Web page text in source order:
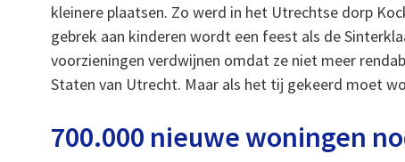
kleinere plaatsen. Zo werd in het Utrechtse dorp
gebrek aan kinderen wordt een feest als de
voorzieningen verdwijnen omdat ze niet meer
Staten van Utrecht. Maar als het tij gekeerd moet
700.000 nieuwe woningen